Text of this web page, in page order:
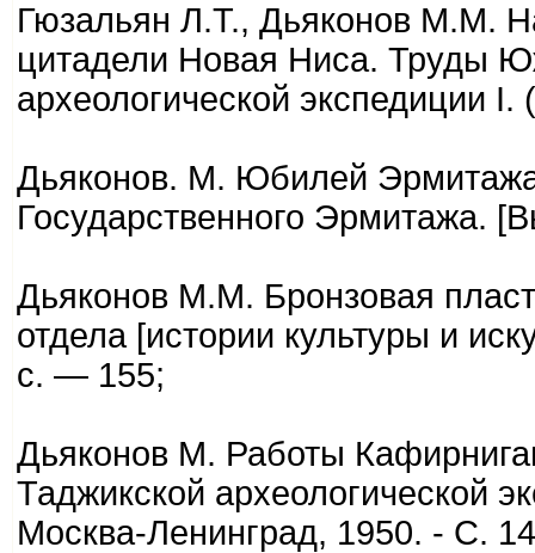
Гюзальян Л.Т., Дьяконов М.М.
цитадели Новая Ниса. Труды
археологической экспедиции
Дьяконов. М. Юбилей
Государственного Эрмитажа.
Дьяконов М.М. Бронзовая
отдела [истории культуры и
с. — 155;
Дьяконов М. Работы
Таджикской археологической
Москва-Ленинград, 1950. - С.